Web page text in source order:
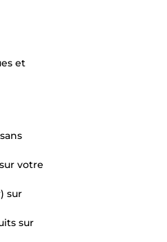
et
votre
sur
sur